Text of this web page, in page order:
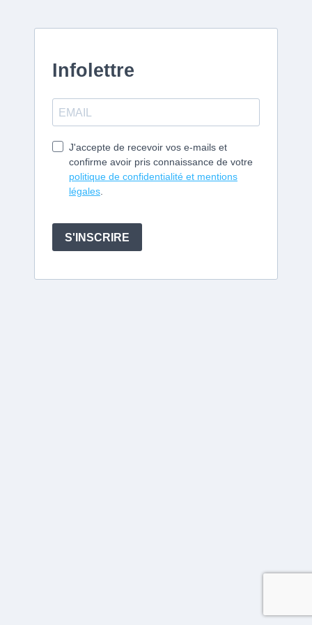
Infolettre
J'accepte de recevoir vos e-mails et
confirme avoir pris connaissance de votre
politique de confidentialité et mentions
légales
S'INSCRIRE